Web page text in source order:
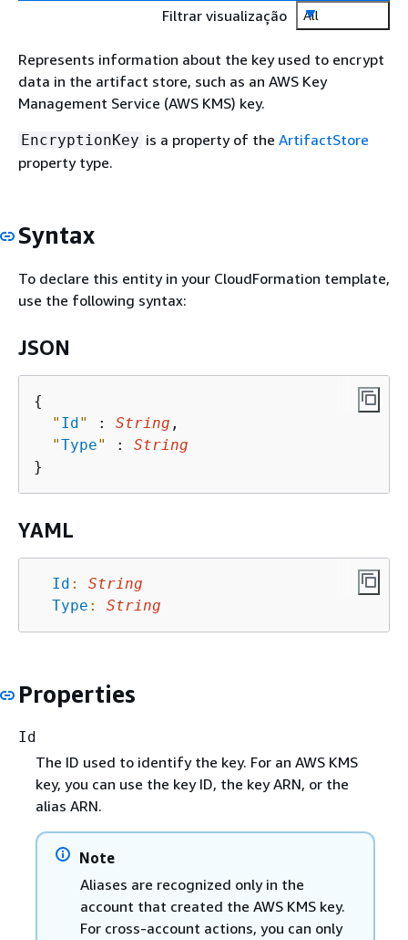
Filtrar visualização
All
Represents information about the key used to encrypt
data in the artifact store, such as an AWS Key
Management Service (AWS KMS) key.
EncryptionKey is a property of the ArtifactStore
property type.
Syntax
To declare this entity in your CloudFormation template,
use the following syntax:
JSON
{
" Id" : String ,
"Type" : String
YAML
Id :
String
Type : String
Properties
Id
The ID used to identify the key. For an AWS KMS
key, you can use the key ID, the key ARN, or the
alias ARN.
Note
Aliases are recognized only in the
account that created the AWS KMS key.
For cross-account actions, you can only